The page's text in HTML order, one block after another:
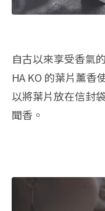
自古以來享受香氣
HA KO 的葉片薰香
以將葉片放在信封
聞香。